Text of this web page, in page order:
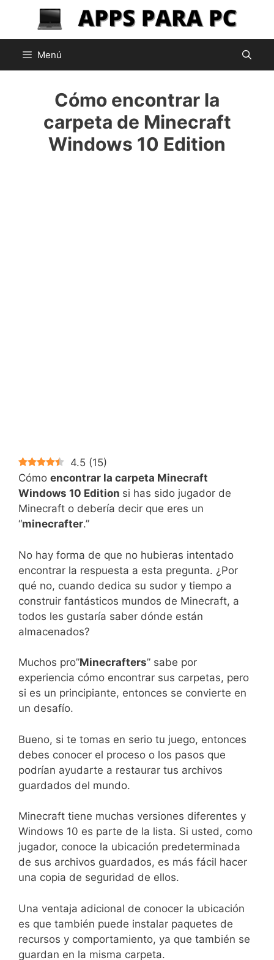
contenido
Menú
Cómo encontrar la
carpeta de Minecraft
Windows 10 Edition
4.5 (15)
Cómo encontrar la carpeta Minecraft
Windows 10 Edition si has sido jugador de
Minecraft o debería decir que eres un
“minecrafter.”
No hay forma de que no hubieras intentado
encontrar la respuesta a esta pregunta. ¿Por
qué no, cuando dedica su sudor y tiempo a
construir fantásticos mundos de Minecraft, a
todos les gustaría saber dónde están
almacenados?
Muchos pro”Minecrafters” sabe por
experiencia cómo encontrar sus carpetas, pero
si es un principiante, entonces se convierte en
un desafío.
Bueno, si te tomas en serio tu juego, entonces
debes conocer el proceso o los pasos que
podrían ayudarte a restaurar tus archivos
guardados del mundo.
Minecraft tiene muchas versiones diferentes y
Windows 10 es parte de la lista. Si usted, como
jugador, conoce la ubicación predeterminada
de sus archivos guardados, es más fácil hacer
una copia de seguridad de ellos.
Una ventaja adicional de conocer la ubicación
es que también puede instalar paquetes de
recursos y comportamiento, ya que también se
guardan en la misma carpeta.